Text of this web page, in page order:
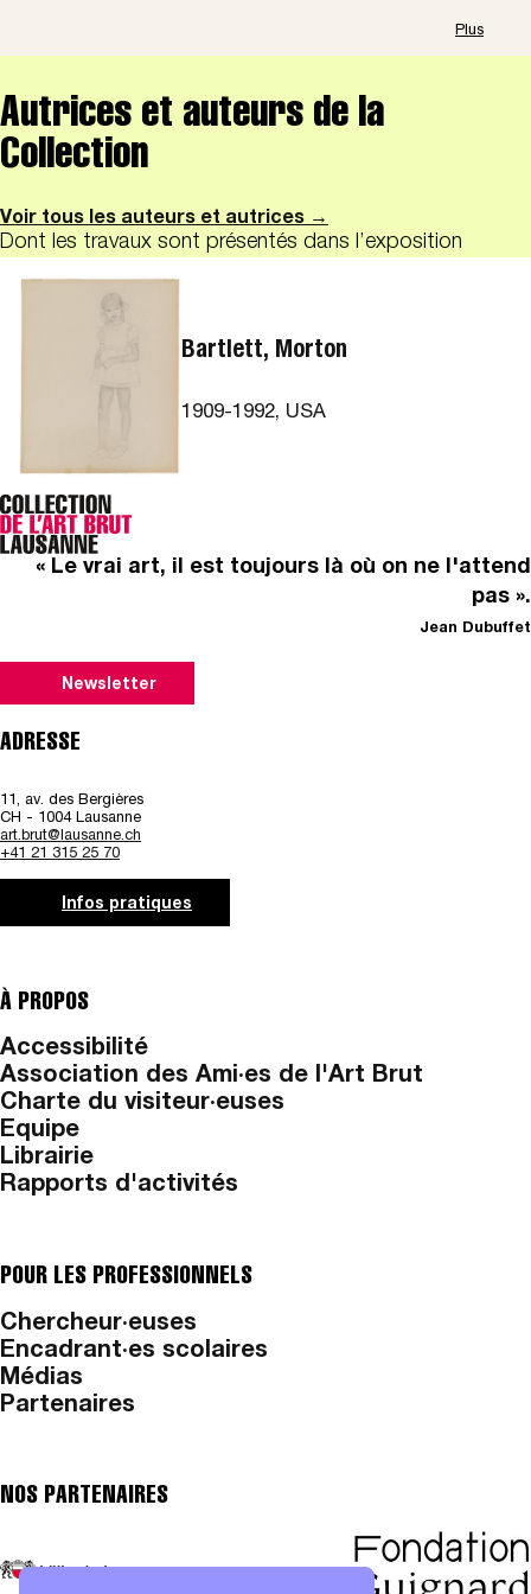
Plus
Autrices et auteurs de la
Collection
Voir tous les auteurs et autrices →
Dont les travaux sont présentés dans l’exposition
Bartlett, Morton
1909-1992, USA
« Le vrai art, il est toujours là où on ne l'attend
pas ».
Jean Dubuffet
Newsletter
ADRESSE
11, av. des Bergières
CH - 1004 Lausanne
art.brut@lausanne.ch
+41 21 315 25 70
Infos pratiques
À PROPOS
Accessibilité
Association des Ami·es de l'Art Brut
Charte du visiteur·euses
Equipe
Librairie
Rapports d'activités
POUR LES PROFESSIONNELS
Chercheur·euses
Encadrant·es scolaires
Médias
Partenaires
NOS PARTENAIRES